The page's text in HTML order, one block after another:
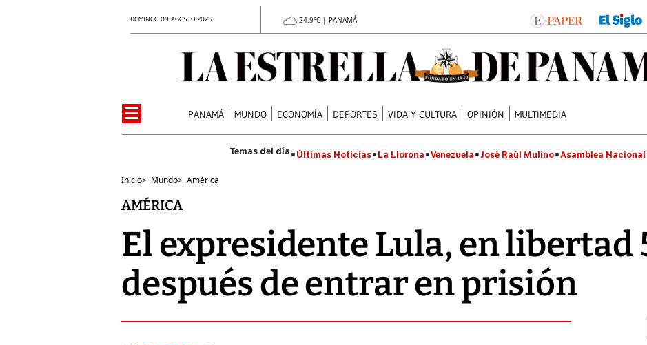
DOMINGO 09 AGOSTO 2026 24.9°C | PANAMÁ
PANAMÁ MUNDO ECONOMÍA DEPORTES VIDA Y CULTURA OPINIÓN MULTIMEDIA
Últimas Noticias La Llorona Venezuela José Raúl Mulino Asamblea Nacional
Inicio> Mundo> América
AMÉRICA
El expresidente Lula, en libertad
después de entrar en prisión